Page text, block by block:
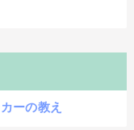
ーの教え